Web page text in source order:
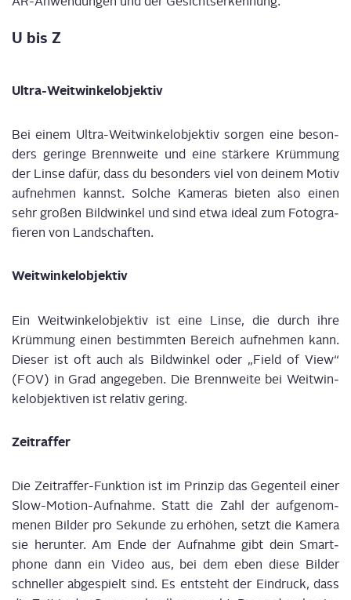
U bis Z
Ultra-Weit­win­kel­ob­jek­tiv
Bei einem Ultra-Weit­win­kel­ob­jek­tiv sor­gen eine beson­
ders gerin­ge Brenn­wei­te und eine stär­ke­re Krüm­mung
der Lin­se dafür, dass du beson­ders viel von dei­nem Motiv
auf­neh­men kannst. Sol­che Kame­ras bie­ten also einen
sehr gro­ßen Bild­win­kel und sind etwa ide­al zum Foto­gra­
fie­ren von Land­schaf­ten.
Weit­win­kel­ob­jek­tiv
Ein Weit­win­kel­ob­jek­tiv ist eine Lin­se, die durch ihre
Krüm­mung einen bestimm­ten Bereich auf­neh­men kann.
Die­ser ist oft auch als Bild­win­kel oder „Field ofView“
(FOV) in Grad ange­ge­ben. Die Brenn­wei­te bei Weit­win­
kel­ob­jek­ti­ven ist rela­tiv gering.
Zeit­raf­fer
Die Zeit­raf­fer-Funk­ti­on ist im Prin­zip das Gegen­teil einer
Slow-Moti­on-Auf­nah­me. Statt die Zahl der auf­ge­nom­
me­nen Bil­der pro Sekun­de zu erhö­hen, setzt die Kame­ra
sie her­un­ter. Am Ende der Auf­nah­me gibt dein Smart­
phone dann ein Video aus, bei dem eben die­se Bil­der
schnel­ler abge­spielt sind. Es ent­steht der Ein­druck, dass